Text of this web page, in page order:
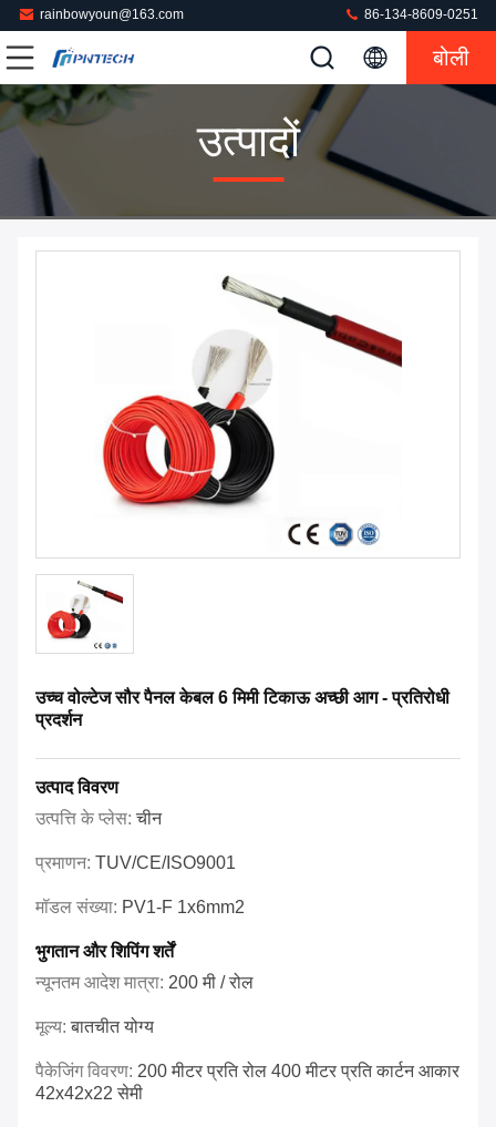
rainbowyoun@163.com 86-134-8609-0251
बोली
उत्पादों
उच्च वोल्टेज सौर पैनल केबल 6 मिमी टिकाऊ अच्छी आग - प्रतिरोधी
प्रदर्शन
उत्पाद विवरण
उत्पत्ति के प्लेस:चीन
प्रमाणन: TUV/CE/ISO9001
मॉडल संख्या: PV1-F 1x6mm2
भुगतान और शिपिंग शर्तें
न्यूनतम आदेश मात्रा: 200 मी / रोल
मूल्य:बातचीत योग्य
पैकेजिंग विवरण: 200 मीटर प्रति रोल 400 मीटर प्रति कार्टन आकार
42x42x22 सेमी